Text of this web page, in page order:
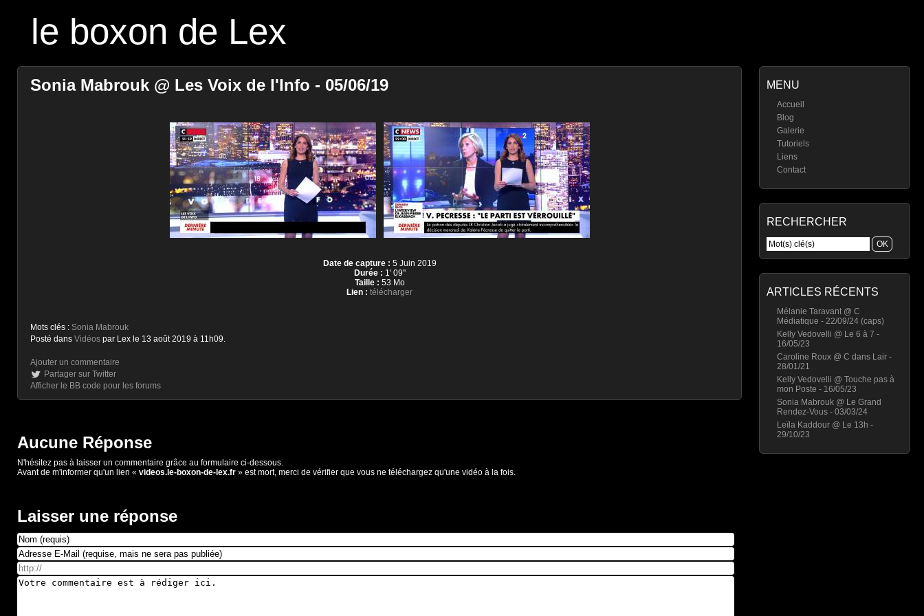
le boxon de Lex
MENU
Accueil
Blog
Galerie
Tutoriels
Liens
Contact
RECHERCHER
ARTICLES RÉCENTS
Mélanie Taravant @ C
Médiatique - 22/09/24 (caps)
Kelly Vedovelli @ Le 6 à 7 -
16/05/23
Caroline Roux @ C dans Lair -
28/01/21
Kelly Vedovelli @ Touche pas à
mon Poste - 16/05/23
Sonia Mabrouk @ Le Grand
Rendez-Vous - 03/03/24
Leïla Kaddour @ Le 13h -
29/10/23
Sonia Mabrouk @ Les Voix de l'Info - 05/06/19
Date de capture : 5 Juin 2019
Durée : 1' 09''
Taille : 53 Mo
Lien : télécharger
Mots clés : Sonia Mabrouk
Posté dans Vidéos par Lex le 13 août 2019 à 11h09.
Ajouter un commentaire
Partager sur Twitter
Afficher le BB code pour les forums
Aucune Réponse
N'hésitez pas à laisser un commentaire grâce au formulaire ci-dessous.
Avant de m'informer qu'un lien « videos.le-boxon-de-lex.fr » est mort, merci de vérifier que vous ne téléchargez qu'une vidéo à la fois.
Laisser une réponse